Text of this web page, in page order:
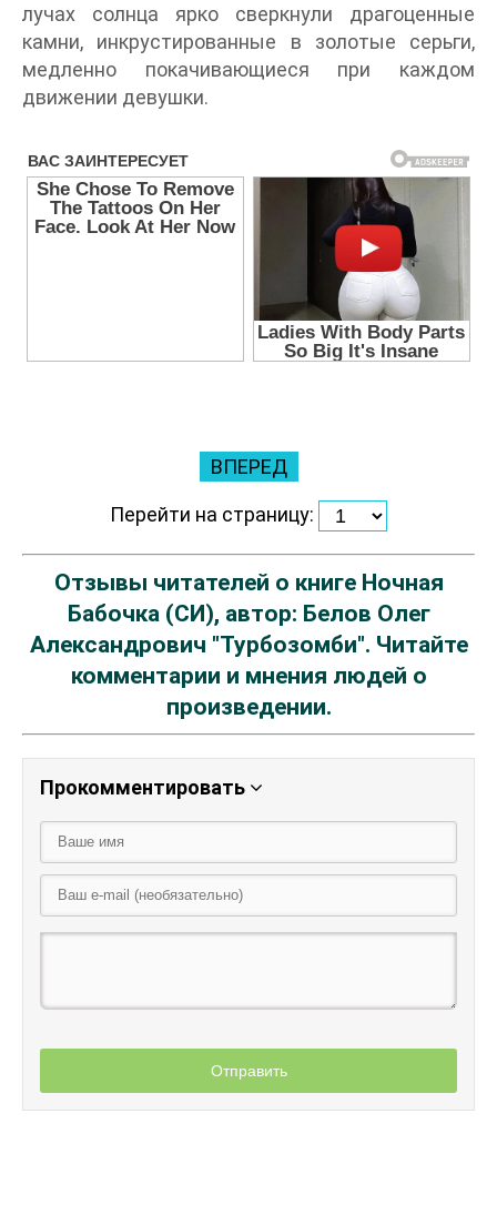
лучах солнца ярко сверкнули драгоценные
камни, инкрустированные в золотые серьги,
медленно покачивающиеся при каждом
движении девушки.
ВПЕРЕД
Перейти на страницу:
Отзывы читателей о книге Ночная
Бабочка (СИ), автор: Белов Олег
Александрович "Турбозомби". Читайте
комментарии и мнения людей о
произведении.
Прокомментировать
Отправить